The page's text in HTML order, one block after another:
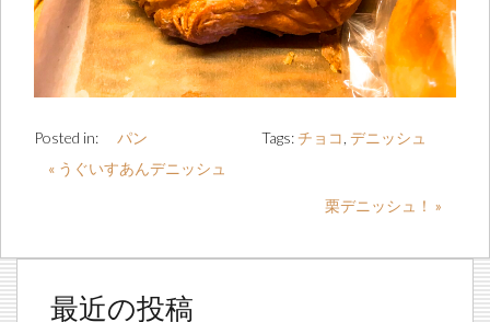
Posted in: パン Tags:チョコ デニッシュ
« うぐいすあんデニッシュ
栗デニッシュ！ »
最近の投稿